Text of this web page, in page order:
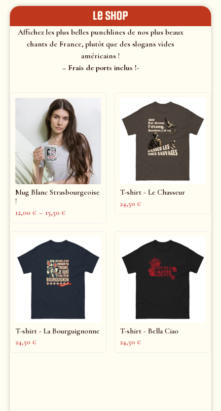
le shop
Affichez les plus belles punchlines de nos plus beaux
chants de France, plutôt que des slogans vides
américains !
– Frais de ports inclus !-
Mug Blanc Strasbourgeoise
!
12,00 € – 15,50 €
T-shirt - Le Chasseur
24,50 €
T-shirt - La Bourguignonne
24,50 €
T-shirt - Bella Ciao
24,50 €